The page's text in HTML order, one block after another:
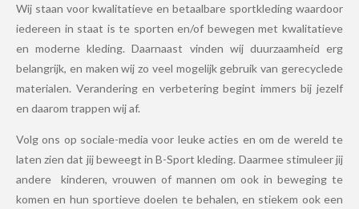
Wij staan voor kwalitatieve en betaalbare sportkleding waardoor
iedereen in staat is te sporten en/of bewegen met kwalitatieve
en moderne kleding. Daarnaast vinden wij duurzaamheid erg
belangrijk, en maken wij zo veel mogelijk gebruik van gerecyclede
materialen. Verandering en verbetering begint immers bij jezelf
en daarom trappen wij af.
Volg ons op sociale-media voor leuke acties en om de wereld te
laten zien dat jij beweegt in B-Sport kleding. Daarmee stimuleer jij
andere kinderen, vrouwen of mannen om ook in beweging te
komen en hun sportieve doelen te behalen, en stiekem ook een